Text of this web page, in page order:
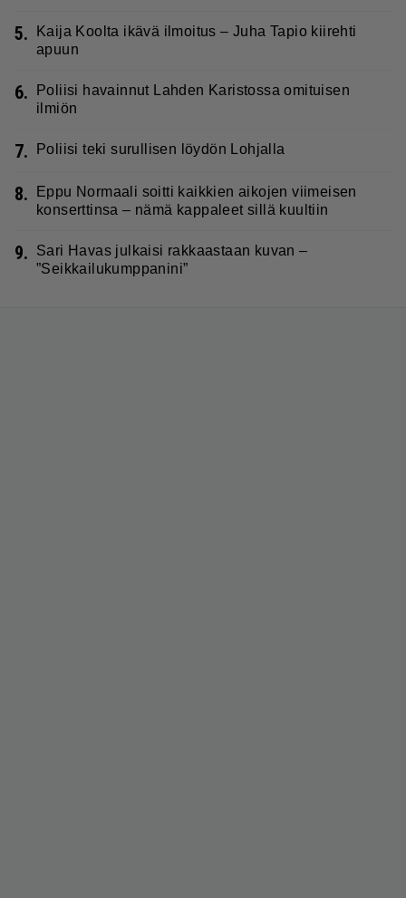
5.
Kaija Koolta ikävä ilmoitus – Juha Tapio kiirehti
apuun
6.
Poliisi havainnut Lahden Karistossa omituisen
ilmiön
7. Poliisi teki surullisen löydön Lohjalla
8.
Eppu Normaali soitti kaikkien aikojen viimeisen
konserttinsa – nämä kappaleet sillä kuultiin
9.
Sari Havas julkaisi rakkaastaan kuvan –
”Seikkailukumppanini”